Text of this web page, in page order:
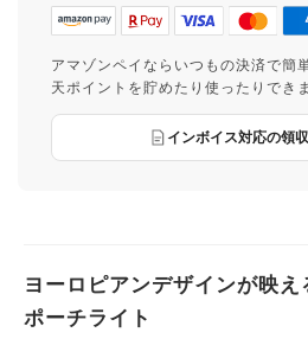
アマゾンペイならいつもの決済で簡
天ポイントを貯めたり使ったりでき
インボイス対応の領
ヨーロピアンデザインが映え
ポーチライト